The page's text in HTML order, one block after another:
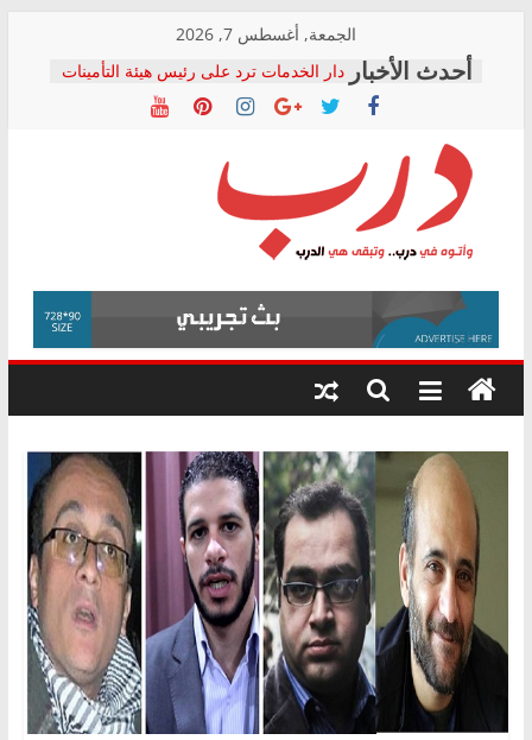
content
الجمعة, أغسطس 7, 2026
دار الخدمات ترد على رئيس هيئة التأمينات
بعد مؤتمره الصحفي: إنكار الأزمة لا ينهي
معاناة أصحاب المعاشات.. ونطالب بكشف
فرحات سليمان يكتب: القطاع الصحي إلى
أين؟
حزب التحالف الشعبي يطلق لجنة “الحق
في الصحة” بالإسكندرية لرصد الانتهاكات
ودعم المرضى
الوزاري لمدينة الصحفيين.. وانتهاء أعمال
إنشاء المبنى الإداري
المجلس القومي لحقوق الإنسان يعلن
متابعة قضية الدكتور محمد زهران.. ويؤكد:
قرينة البراءة وضمانات المحاكمة العادلة
درب
وأتوه
درب..
وتبقى
هي